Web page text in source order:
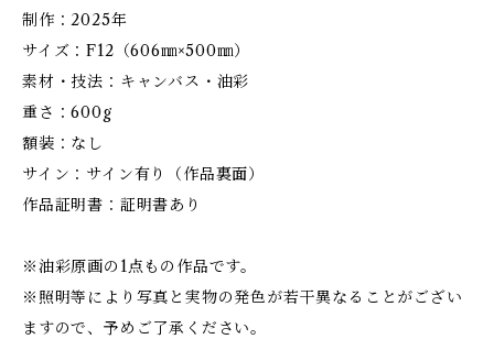
制作：2025年
サイズ：F12（606㎜×500㎜）
素材・技法：キャンバス・油彩
重さ：600g
額装：なし
サイン：サイン有り（作品裏面）
作品証明書：証明書あり
※油彩原画の1点もの作品です。
※照明等により写真と実物の発色が若干異なることがござい
ますので、予めご了承ください。